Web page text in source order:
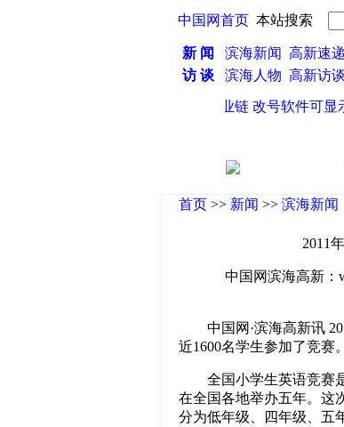
中国网首页 本站搜索
新 闻 滨海新闻 高新速递
访 谈
滨海人物 高新访谈
电信诈骗惊现专业产业链 改号软件可显示
首页 >> 新闻 >> 滨海新闻
2011
中国网滨海高新：
中国网·滨海高新讯
近1600名学生参加了竞赛。
全国小学生英语竞赛是
在全国各地举办五年。这
分为低年级、四年级、五